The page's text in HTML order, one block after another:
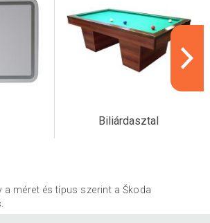
Biliárdasztal
méret és típus szerint a Škoda